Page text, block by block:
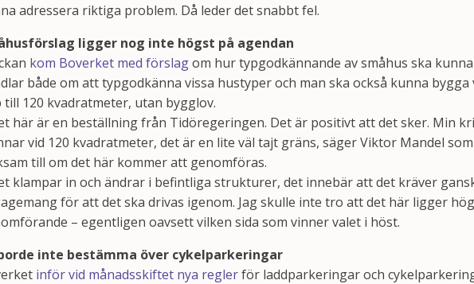
adressera riktiga problem. Då leder det snabbt fel.
ligger nog inte högst på agendan
kom Boverket med förslagom hur typgodkännande av småhus ska
både om att typgodkänna vissa hustyper och man ska också kunna bygga
till 120 kvadratmeter, utan bygglov.
här är en beställning från Tidöregeringen. Det är positivt att det sker. Min
vid 120 kvadratmeter, det är en lite väl tajt gräns, säger Viktor Mandel
till om det här kommer att genomföras.
klampar in och ändrar i befintliga strukturer, det innebär att det kräver
för att det ska drivas igenom. Jag skulle inte tro att det här ligger
– egentligen oavsett vilken sida som vinner valet i höst.
inte bestämma över cykelparkeringar
inför vid månadsskiftet nya reglerför laddparkeringar och